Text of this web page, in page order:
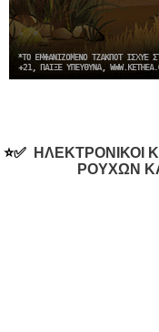
⭐✅
ΗΛΕΚΤΡΟΝΙΚΟΙ
ΡΟΥΧΩΝ